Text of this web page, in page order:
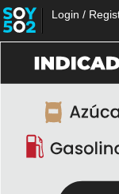
Login /